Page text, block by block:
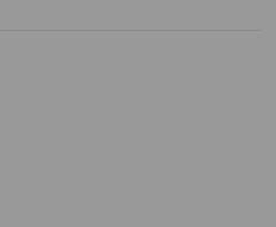
Các giải pháp thông gió